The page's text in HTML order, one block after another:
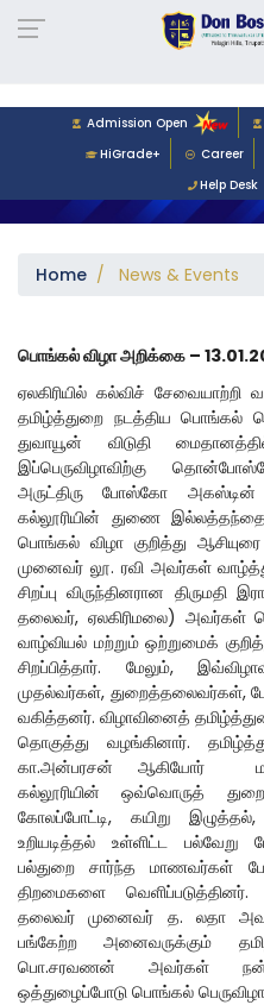
Admission Open
HiGrade+
Career
Help Desk
Home / News & Events
பொங்கல் விழா அறிக்கை –
ஏலகிரியில் கல்விச்
தமிழ்த்துறை நடத்திய பொங்கல்
துவாயூன் விடுதி
இப்பெருவிழாவிற்கு
அருட்திரு போஸ்கோ
கல்லூரியின் துணை
பொங்கல் விழா குறித்து
முனைவர் லூ. ரவி அவர்கள்
சிறப்பு விருந்தினரான
தலைவர், ஏலகிரிமலை) அவர்கள்
வாழ்வியல் மற்றும் ஒற்றுமைக்
சிறப்பித்தார். மேலும்,
முதல்வர்கள், துறைத்தலைவர்கள்,
வகித்தனர். விழாவினைத்
தொகுத்து வழங்கினார்.
கா.அன்பரசன் ஆகியோர்
கல்லூரியின் ஒவ்வொருத்
கோலப்போட்டி, கயிறு இழுத்தல்,
உறியடித்தல் உள்ளிட்ட பல்வேறு
பல்துறை சார்ந்த மாணவர்கள்
திறமைகளை
தலைவர் முனைவர் த. லதா
பங்கேற்ற அனைவருக்கும்
பொ.சரவணன் அவர்கள்
ஒத்துழைப்போடு பொங்கல்